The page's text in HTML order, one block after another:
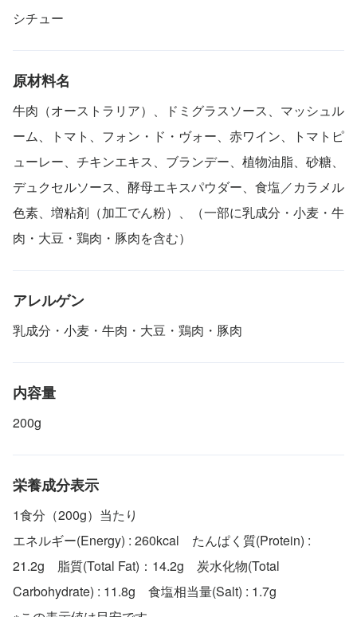
シチュー
原材料名
牛肉（オーストラリア）、ドミグラスソース、マッシュル
ーム、トマト、フォン・ド・ヴォー、赤ワイン、トマトピ
ューレー、チキンエキス、ブランデー、植物油脂、砂糖、
デュクセルソース、酵母エキスパウダー、食塩／カラメル
色素、増粘剤（加工でん粉）、（一部に乳成分・小麦・牛
肉・大豆・鶏肉・豚肉を含む）
アレルゲン
乳成分・小麦・牛肉・大豆・鶏肉・豚肉
内容量
200g
栄養成分表示
1食分（200g）当たり
エネルギー(Energy) : 260kcal たんぱく質(Protein) :
21.2g 脂質(Total Fat)：14.2g 炭水化物(Total
Carbohydrate) : 11.8g 食塩相当量(Salt) : 1.7g